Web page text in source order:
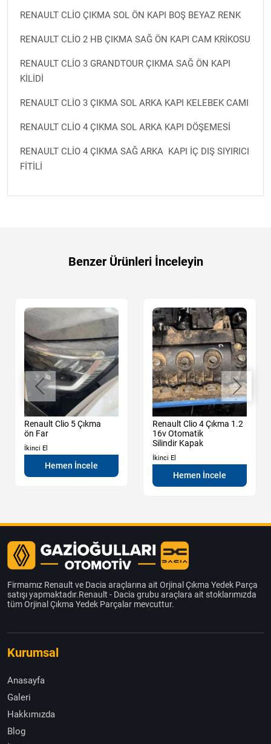
RENAULT CLİO ÇIKMA SOL ÖN KAPI BOŞ BEYAZ RENK
RENAULT CLİO 2 HB ÇIKMA SAĞ ÖN KAPI CAM KRİKOSU
RENAULT CLİO 3 GRANDTOUR ÇIKMA SAĞ ÖN KAPI
KİLİDİ
RENAULT CLİO 3 ÇIKMA SOL ARKA KAPI KELEBEK CAMI
RENAULT CLİO 4 ÇIKMA SOL ARKA KAPI DÖŞEMESİ
RENAULT CLİO 4 ÇIKMA SAĞ ARKA KAPI İÇ DIŞ SIYIRICI
FİTİLİ
Benzer Ürünleri İnceleyin
Renault Clio 5 Çıkma
ön Far
İkinci El
Hemen İncele
Renault Clio 4 Çıkma 1.2
16v Otomatik
Silindir Kapak
İkinci El
Hemen İncele
Firmamız Renault ve Dacia araçlarına ait Orjinal Çıkma Yedek Parça
satışı yapmaktadır.Renault - Dacia grubu araçlara ait stoklarımızda
tüm Orjinal Çıkma Yedek Parçalar mevcuttur.
Kurumsal
Anasayfa
Galeri
Hakkımızda
Blog